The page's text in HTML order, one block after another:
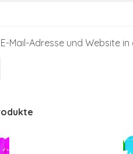
Mail-Adresse und Website